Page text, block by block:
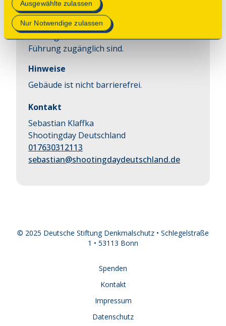
Datenschutzerklärung.
Ausgewählte zulassen
Nur Notwendige zulassen
besondere Details und Bereiche des
denkmalgeschützten Gebäudes, die sonst
verborgen bleiben und nur im Rahmen einer
Führung zugänglich sind.
Hinweise
Gebäude ist nicht barrierefrei.
Kontakt
Sebastian Klaffka
Shootingday Deutschland
017630312113
sebastian@shootingdaydeutschland.de
© 2025 Deutsche Stiftung Denkmalschutz • Schlegelstraße
1 • 53113 Bonn
Spenden
Kontakt
Impressum
Datenschutz